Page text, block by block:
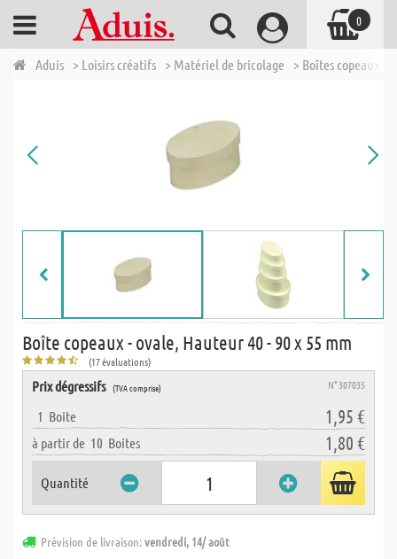
Aduis > Loisirs créatifs > Matériel de bricolage > Boîtes copeaux
Boîte copeaux - ovale, Hauteur 40 - 90 x 55 mm
(17 évaluations)
Prix dégressifs (TVA comprise) N° 307035
1 Boite 1,95 €
à partir de 10 Boites 1,80 €
Quantité
Prévision de livraison:vendredi, 14/ août
0